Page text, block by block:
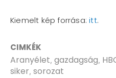
Kiemelt kép forrása:itt.
CIMKÉK
Aranyélet, gazdagság,
siker, sorozat